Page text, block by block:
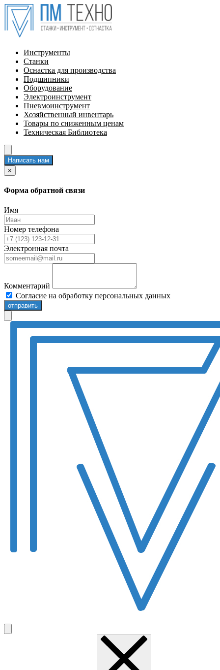
Инструменты
Станки
Оснастка для производства
Подшипники
Оборудование
Электроинструмент
Пневмоинструмент
Хозяйственный инвентарь
Товары по сниженным ценам
Техническая Библиотека
Написать нам
×
Форма обратной связи
Имя
Номер телефона
Электронная почта
Комментарий
Согласие на обработку персональных данных
отправить